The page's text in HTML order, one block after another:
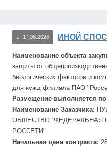
17.06.2026 ИНОЙ
Наименование объекта
защиты от
биологических факторов и
для нужд филиала ПАО
Размещение выполняется по:
Наименование Заказчика:
ОБЩЕСТВО "ФЕДЕРАЛЬНАЯ
РОССЕТИ"
Начальная цена контракта: